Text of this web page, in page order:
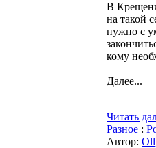
В
на такой
нужно с
кому
Далее...
Читать
Разное :
Автор: